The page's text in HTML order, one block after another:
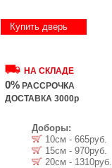
Купить дверь
НА СКЛАДЕ
0% РАССРОЧКА
ДОСТАВКА 3000р
Доборы:
10см - 665руб.
15см - 970руб.
20см - 1310руб.